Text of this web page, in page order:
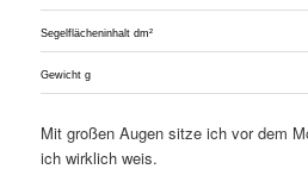
Segelflächeninhalt dm²
Gewicht g
Mit großen Augen sitze ich vor dem
ich wirklich weis.